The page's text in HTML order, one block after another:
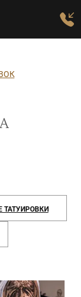
ТАТУИРОВКИ